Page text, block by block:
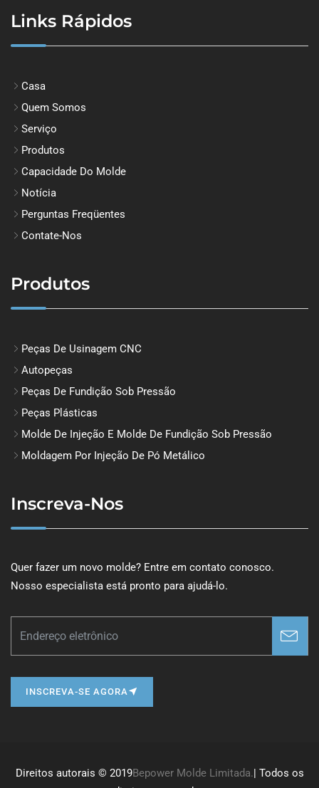
Links Rápidos
Casa
Quem Somos
Serviço
Produtos
Capacidade Do Molde
Notícia
Perguntas Freqüentes
Contate-Nos
Produtos
Peças De Usinagem CNC
Autopeças
Peças De Fundição Sob Pressão
Peças Plásticas
Molde De Injeção E Molde De Fundição Sob Pressão
Moldagem Por Injeção De Pó Metálico
Inscreva-Nos
Quer fazer um novo molde? Entre em contato conosco.
Nosso especialista está pronto para ajudá-lo.
INSCREVA-SE AGORA
Direitos autorais © 2019Bepower Molde Limitada.| Todos os